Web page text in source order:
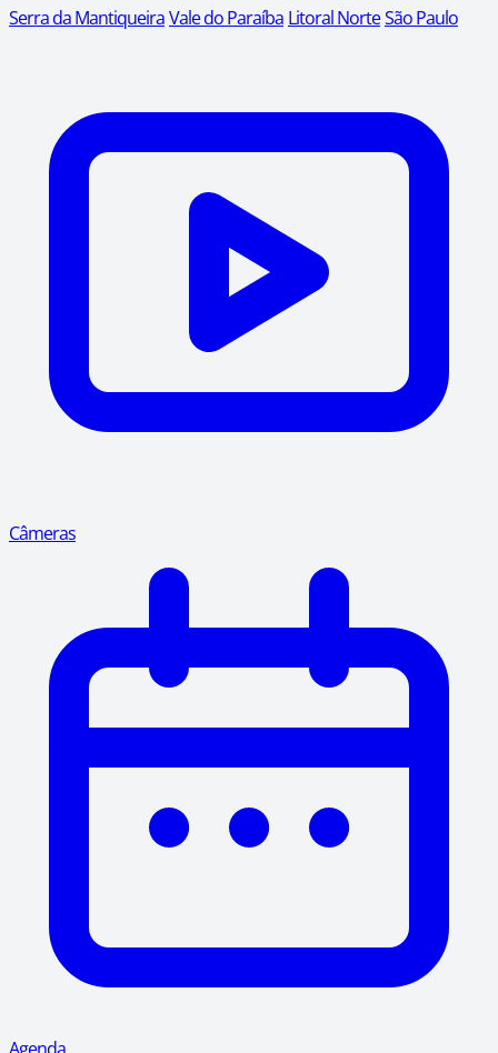
Serra da MantiqueiraVale do Paraíba Litoral NorteSão Paulo
Câmeras